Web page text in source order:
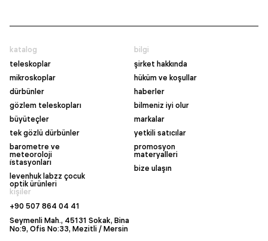
katalog
teleskoplar
mikroskoplar
dürbünler
gözlem teleskopları
büyüteçler
tek gözlü dürbünler
barometre ve
meteoroloji
i̇stasyonları
levenhuk labzz çocuk
optik ürünleri
bilgi
şirket hakkında
hüküm ve koşullar
haberler
bilmeniz iyi olur
markalar
yetkili satıcılar
promosyon
materyalleri
bize ulaşın
kişiler
+90 507 864 04 41
Seymenli Mah., 45131 Sokak, Bina
No:9, Ofis No:33, Mezitli / Mersin